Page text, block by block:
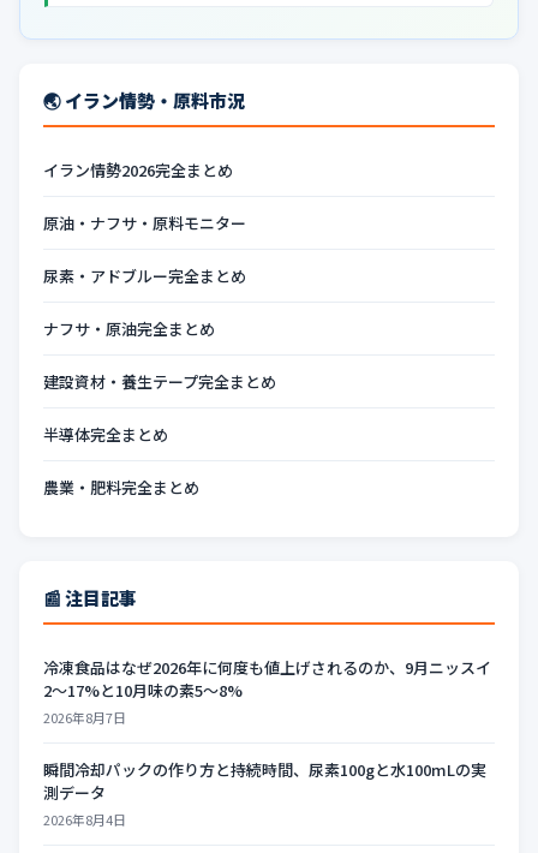
🌏 イラン情勢・原料市況
イラン情勢2026完全まとめ
原油・ナフサ・原料モニター
尿素・アドブルー完全まとめ
ナフサ・原油完全まとめ
建設資材・養生テープ完全まとめ
半導体完全まとめ
農業・肥料完全まとめ
📰 注目記事
冷凍食品はなぜ2026年に何度も値上げされるのか、9月ニッスイ
2〜17%と10月味の素5〜8%
2026年8月7日
瞬間冷却パックの作り方と持続時間、尿素100gと水100mLの実
測データ
2026年8月4日